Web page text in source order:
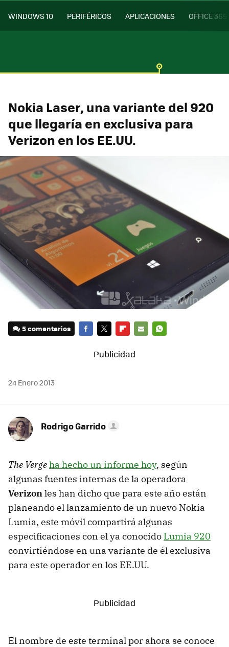
WINDOWS 10 PERIFÉRICOS APLICACIONES OFFICE 365
Nokia Laser, una variante del 920
que llegaría en exclusiva para
Verizon en los EE.UU.
5 comentarios
MAIL
24 Enero 2013
Rodrigo Garrido
The Vergeha hecho un informe hoy, según
algunas fuentes internas de la operadora
Verizonles han dicho que para este año están
planeando el lanzamiento de un nuevo Nokia
Lumia, este móvil compartirá algunas
especificaciones con el ya conocido Lumia 920
convirtiéndose en una variante de él exclusiva
para este operador en los EE.UU.
El nombre de este terminal por ahora se conoce